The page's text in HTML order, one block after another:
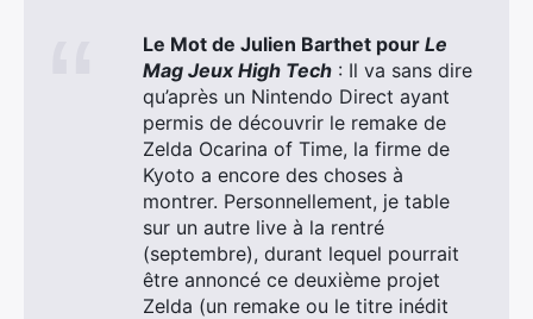
Le Mot de Julien Barthet pour Le
Mag Jeux High Tech : Il va sans dire
qu’après un Nintendo Direct ayant
permis de découvrir le remake de
Zelda Ocarina of Time, la firme de
Kyoto a encore des choses à
montrer. Personnellement, je table
sur un autre live à la rentré
(septembre), durant lequel pourrait
être annoncé ce deuxième projet
Zelda (un remake ou le titre inédit